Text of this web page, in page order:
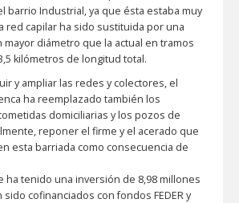
barrio Industrial, ya que ésta estaba muy
red capilar ha sido sustituida por una
mayor diámetro que la actual en tramos
kilómetros de longitud total.
y ampliar las redes y colectores, el
ha reemplazado también los
domiciliarias y los pozos de
reponer el firme y el acerado que
esta barriada como consecuencia de
ha tenido una inversión de 8,98 millones
cofinanciados con fondos FEDER y